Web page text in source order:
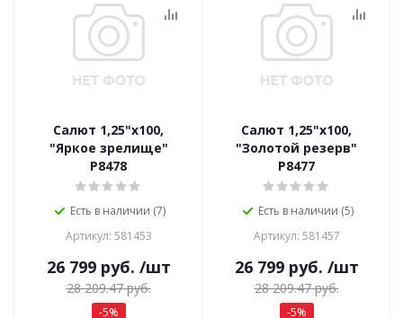
Салют 1,25"х100,
"Яркое зрелище"
Р8478
Есть в наличии (7)
Артикул: 581453
26 799руб. /шт
28 209.47руб.
-5%
Салют 1,25"х100,
"Золотой резерв"
Р8477
Есть в наличии (5)
Артикул: 581457
26 799руб. /шт
28 209.47руб.
-5%